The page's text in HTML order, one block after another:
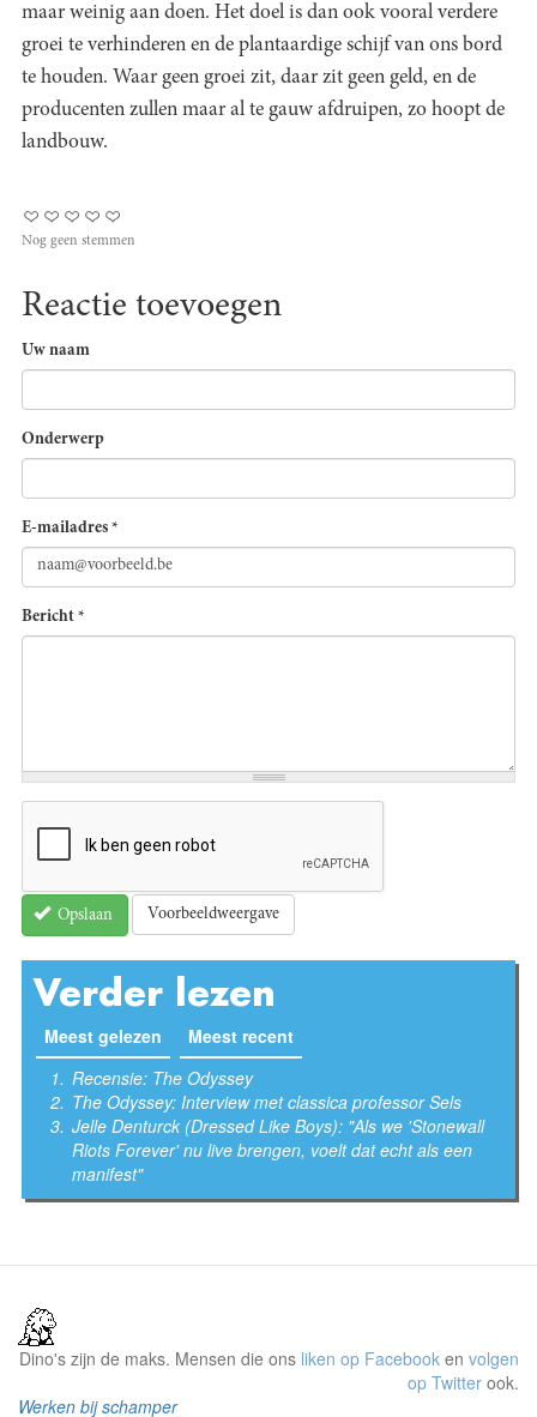
maar weinig aan doen. Het doel is dan ook vooral verdere
groei te verhinderen en de plantaardige schijf van ons bord
te houden. Waar geen groei zit, daar zit geen geld, en de
producenten zullen maar al te gauw afdruipen, zo hoopt de
landbouw.
Nog geen stemmen
Reactie toevoegen
Uw naam
Onderwerp
E-mailadres *
Bericht *
Opslaan Voorbeeldweergave
Verder lezen
Meest gelezen (actieve tabblad)
Meest recent
Recensie: The Odyssey
The Odyssey: Interview met classica professor Sels
Jelle Denturck (Dressed Like Boys): "Als we 'Stonewall
Riots Forever' nu live brengen, voelt dat echt als een
manifest"
Dino's zijn de maks. Mensen die ons liken op Facebook en volgen
op Twitter ook.
Werken bij schamper